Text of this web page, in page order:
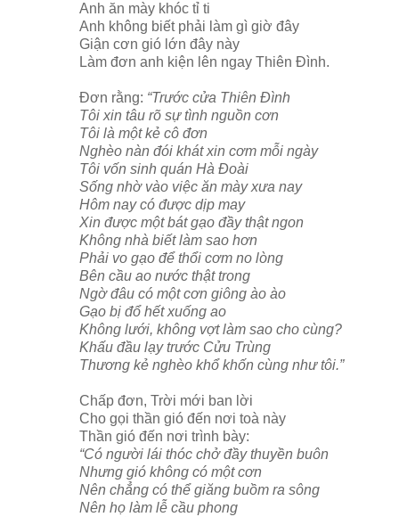
Anh ăn mày khóc tỉ ti
Anh không biết phải làm gì giờ đây
Giận cơn gió lớn đây này
Làm đơn anh kiện lên ngay Thiên Đình.
Đơn rằng: “Trước cửa Thiên Đình
Tôi xin tâu rõ sự tình nguồn cơn
Tôi là một kẻ cô đơn
Nghèo nàn đói khát xin cơm mỗi ngày
Tôi vốn sinh quán Hà Đoài
Sống nhờ vào việc ăn mày xưa nay
Hôm nay có được dịp may
Xin được một bát gạo đầy thật ngon
Không nhà biết làm sao hơn
Phải vo gạo để thổi cơm no lòng
Bên cầu ao nước thật trong
Ngờ đâu có một cơn giông ào ào
Gạo bị đổ hết xuống ao
Không lưới, không vợt làm sao cho cùng?
Khấu đầu lạy trước Cửu Trùng
Thương kẻ nghèo khổ khốn cùng như tôi.”
Chấp đơn, Trời mới ban lời
Cho gọi thần gió đến nơi toà này
Thần gió đến nơi trình bày:
“Có người lái thóc chở đầy thuyền buôn
Nhưng gió không có một cơn
Nên chẳng có thể giăng buồm ra sông
Nên họ làm lễ cầu phong